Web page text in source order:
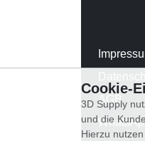
AGB
Cookie-
3D Supply
und die
Hierzu